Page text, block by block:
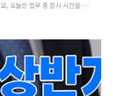
, 오늘은 업무 중 잠시 시간을 내
해보시길 바랍니다. 우리가 너
검해보는 시간을 가져보세요. 연
많은 수를 테스트하지는 않는데
니다. 말 그대로 2분이면 모두 풀
항목에 따라 점수 차이가 크고, 한
겠네요. 저는 돌려 말하지 않은..